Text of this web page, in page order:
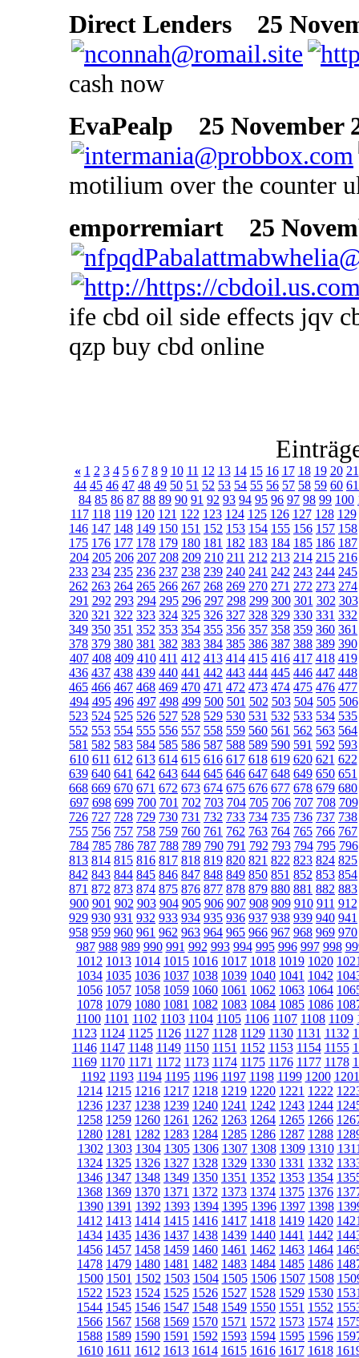
Direct Lenders
25
cash now
EvaPealp
25 November
motilium over the counter
emporremiart
25
ife cbd oil side effects jqv
qzp buy cbd online
« 1 2 3 4 5 6 7 8 9 10 11 12 13 14 15 16 17 18 19 20 21
44 45 46 47 48 49 50 51 52 53 54 55 56 57 58 59 60 61
84 85 86 87 88 89 90 91 92 93 94 95 96 97 98 99 100
117 118 119 120 121 122 123 124 125 126 127 128 129
146 147 148 149 150 151 152 153 154 155 156 157 158
175 176 177 178 179 180 181 182 183 184 185 186 187
204 205 206 207 208 209 210 211 212 213 214 215 216
233 234 235 236 237 238 239 240 241 242 243 244 245
262 263 264 265 266 267 268 269 270 271 272 273 274
291 292 293 294 295 296 297 298 299 300 301 302 303
320 321 322 323 324 325 326 327 328 329 330 331 332
349 350 351 352 353 354 355 356 357 358 359 360 361
378 379 380 381 382 383 384 385 386 387 388 389 390
407 408 409 410 411 412 413 414 415 416 417 418 419
436 437 438 439 440 441 442 443 444 445 446 447 448
465 466 467 468 469 470 471 472 473 474 475 476 477
494 495 496 497 498 499 500 501 502 503 504 505 506
523 524 525 526 527 528 529 530 531 532 533 534 535
552 553 554 555 556 557 558 559 560 561 562 563 564
581 582 583 584 585 586 587 588 589 590 591 592 593
610 611 612 613 614 615 616 617 618 619 620 621 622
639 640 641 642 643 644 645 646 647 648 649 650 651
668 669 670 671 672 673 674 675 676 677 678 679 680
697 698 699 700 701 702 703 704 705 706 707 708 709
726 727 728 729 730 731 732 733 734 735 736 737 738
755 756 757 758 759 760 761 762 763 764 765 766 767
784 785 786 787 788 789 790 791 792 793 794 795 796
813 814 815 816 817 818 819 820 821 822 823 824 825
842 843 844 845 846 847 848 849 850 851 852 853 854
871 872 873 874 875 876 877 878 879 880 881 882 883
900 901 902 903 904 905 906 907 908 909 910 911 912
929 930 931 932 933 934 935 936 937 938 939 940 941
958 959 960 961 962 963 964 965 966 967 968 969 970
987 988 989 990 991 992 993 994 995 996 997 998
1012 1013 1014 1015 1016 1017 1018 1019 1020
1034 1035 1036 1037 1038 1039 1040 1041 1042
1056 1057 1058 1059 1060 1061 1062 1063 1064
1078 1079 1080 1081 1082 1083 1084 1085 1086
1100 1101 1102 1103 1104 1105 1106 1107 1108 1109
1123 1124 1125 1126 1127 1128 1129 1130 1131 1132
1146 1147 1148 1149 1150 1151 1152 1153 1154 1155
1169 1170 1171 1172 1173 1174 1175 1176 1177 1178
1192 1193 1194 1195 1196 1197 1198 1199 1200 1201
1214 1215 1216 1217 1218 1219 1220 1221 1222
1236 1237 1238 1239 1240 1241 1242 1243 1244
1258 1259 1260 1261 1262 1263 1264 1265 1266
1280 1281 1282 1283 1284 1285 1286 1287 1288
1302 1303 1304 1305 1306 1307 1308 1309 1310
1324 1325 1326 1327 1328 1329 1330 1331 1332
1346 1347 1348 1349 1350 1351 1352 1353 1354
1368 1369 1370 1371 1372 1373 1374 1375 1376
1390 1391 1392 1393 1394 1395 1396 1397 1398
1412 1413 1414 1415 1416 1417 1418 1419 1420
1434 1435 1436 1437 1438 1439 1440 1441 1442
1456 1457 1458 1459 1460 1461 1462 1463 1464
1478 1479 1480 1481 1482 1483 1484 1485 1486
1500 1501 1502 1503 1504 1505 1506 1507 1508
1522 1523 1524 1525 1526 1527 1528 1529 1530
1544 1545 1546 1547 1548 1549 1550 1551 1552
1566 1567 1568 1569 1570 1571 1572 1573 1574
1588 1589 1590 1591 1592 1593 1594 1595 1596
1610 1611 1612 1613 1614 1615 1616 1617 1618